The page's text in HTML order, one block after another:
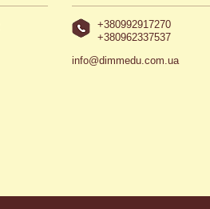
+380992917270
+380962337537
info@dimmedu.com.ua